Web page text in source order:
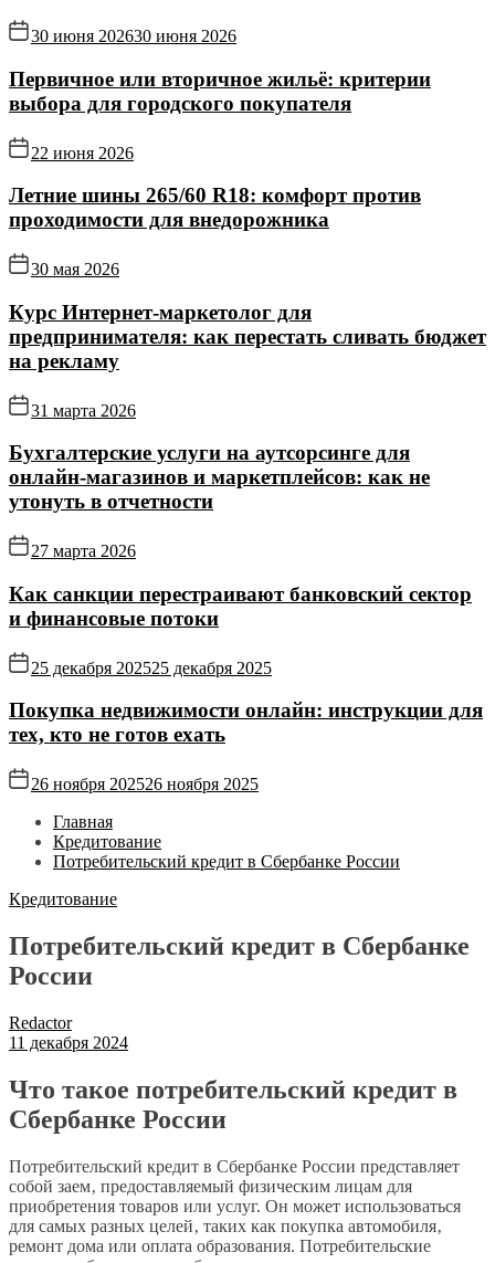
30 июня 202630 июня 2026
Первичное или вторичное жильё: критерии
выбора для городского покупателя
22 июня 2026
Летние шины 265/60 R18: комфорт против
проходимости для внедорожника
30 мая 2026
Курс Интернет‑маркетолог для
предпринимателя: как перестать сливать бюджет
на рекламу
31 марта 2026
Бухгалтерские услуги на аутсорсинге для
онлайн‑магазинов и маркетплейсов: как не
утонуть в отчетности
27 марта 2026
Как санкции перестраивают банковский сектор
и финансовые потоки
25 декабря 202525 декабря 2025
Покупка недвижимости онлайн: инструкции для
тех, кто не готов ехать
26 ноября 202526 ноября 2025
Главная
Кредитование
Потребительский кредит в Сбербанке России
Кредитование
Потребительский кредит в Сбербанке
России
Redactor
11 декабря 2024
Что такое потребительский кредит в
Сбербанке России
Потребительский кредит в Сбербанке России представляет
собой заем‚ предоставляемый физическим лицам для
приобретения товаров или услуг. Он может использоваться
для самых разных целей‚ таких как покупка автомобиля‚
ремонт дома или оплата образования. Потребительские